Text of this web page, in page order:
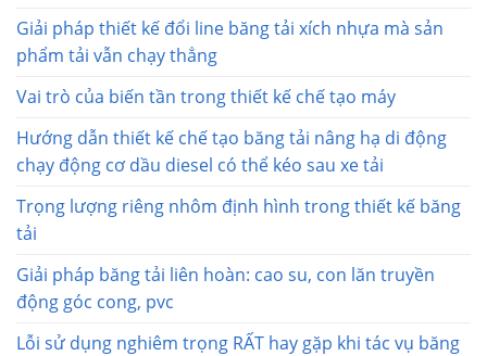
Giải pháp thiết kế đổi line băng tải xích nhựa mà sản
phẩm tải vẫn chạy thẳng
Vai trò của biến tần trong thiết kế chế tạo máy
Hướng dẫn thiết kế chế tạo băng tải nâng hạ di động
chạy động cơ dầu diesel có thể kéo sau xe tải
Trọng lượng riêng nhôm định hình trong thiết kế băng
tải
Giải pháp băng tải liên hoàn: cao su, con lăn truyền
động góc cong, pvc
Lỗi sử dụng nghiêm trọng RẤT hay gặp khi tác vụ băng